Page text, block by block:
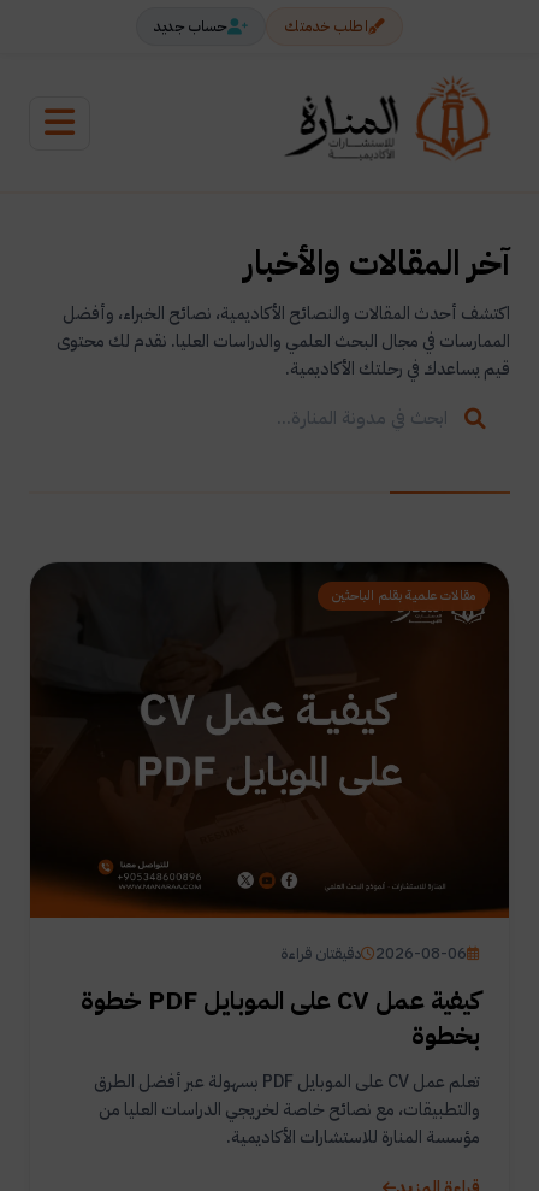
اطلب خدمتك حساب جديد
آخر المقالات والأخبار
اكتشف أحدث المقالات والنصائح الأكاديمية، نصائح الخبراء، وأفضل
الممارسات في مجال البحث العلمي والدراسات العليا. نقدم لك محتوى
قيم يساعدك في رحلتك الأكاديمية.
مقالات علمية بقلم الباحثين
2026-08-06 دقيقتان قراءة
كيفية عمل CV على الموبايل PDF خطوة
بخطوة
تعلم عمل CV على الموبايل PDF بسهولة عبر أفضل الطرق
والتطبيقات، مع نصائح خاصة لخريجي الدراسات العليا من
مؤسسة المنارة للاستشارات الأكاديمية.